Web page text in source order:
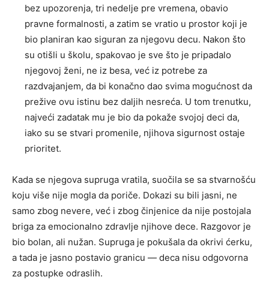
bez upozorenja, tri nedelje pre vremena, obavio
pravne formalnosti, a zatim se vratio u prostor koji je
bio planiran kao siguran za njegovu decu. Nakon što
su otišli u školu, spakovao je sve što je pripadalo
njegovoj ženi, ne iz besa, već iz potrebe za
razdvajanjem, da bi konačno dao svima mogućnost da
prežive ovu istinu bez daljih nesreća. U tom trenutku,
najveći zadatak mu je bio da pokaže svojoj deci da,
iako su se stvari promenile, njihova sigurnost ostaje
prioritet.
Kada se njegova supruga vratila, suočila se sa stvarnošću
koju više nije mogla da poriče. Dokazi su bili jasni, ne
samo zbog nevere, već i zbog činjenice da nije postojala
briga za emocionalno zdravlje njihove dece. Razgovor je
bio bolan, ali nužan. Supruga je pokušala da okrivi ćerku,
a tada je jasno postavio granicu — deca nisu odgovorna
za postupke odraslih.